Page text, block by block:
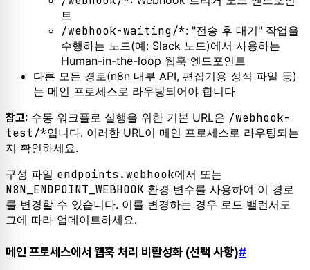
트
/webhook-waiting/*: "전송 후 대기" 작업을
수행하는 노드(예: Slack 노드)에서 사용하는
Human-in-the-loop 웹훅 엔드포인트
다른 모든 경로(n8n 내부 API, 편집기용 정적 파일 등)
는 메인 프로세스로 라우팅되어야 합니다
참고: 수동 워크플로 실행을 위한 기본 URL은 /webhook-
test/*입니다. 이러한 URL이 메인 프로세스로 라우팅되는
지 확인하세요.
구성 파일 endpoints.webhook에서 또는
N8N_ENDPOINT_WEBHOOK 환경 변수를 사용하여 이 경로
를 변경할 수 있습니다. 이를 변경하는 경우 로드 밸런서도
그에 따라 업데이트하세요.
메인 프로세스에서 웹훅 처리 비활성화 (선택 사항)#